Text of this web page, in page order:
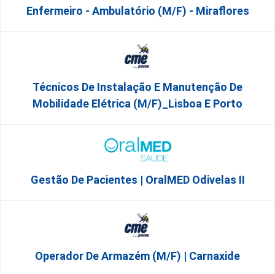
Enfermeiro - Ambulatório (M/F) - Miraflores
Técnicos De Instalação E Manutenção De
Mobilidade Elétrica (m/f)_Lisboa E Porto
Gestão De Pacientes | OralMED Odivelas II
Operador De Armazém (m/f) | Carnaxide